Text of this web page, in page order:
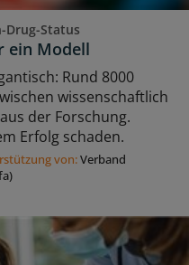
Status
ein Modell
Rund 8000
wissenschaftlich
der Forschung.
Erfolg schaden.
von:Verband